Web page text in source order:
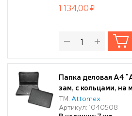
1 134,00
Папка деловая А4
зам, с кольцами, на
ТМ: Attomex
Артикул: 1040508